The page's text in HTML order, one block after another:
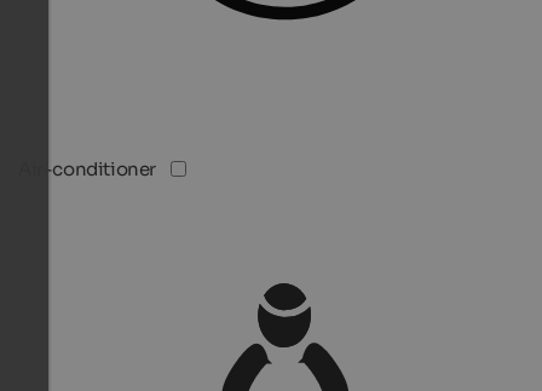
Air-conditioner